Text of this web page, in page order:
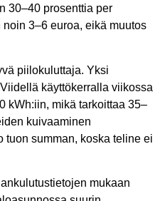
30–40 prosenttia per
3–6 euroa, eikä muutos
piilokuluttaja. Yksi
käyttökerralla viikossa
kWh:iin, mikä tarkoittaa 35–
kuivaaminen
tuon summan, koska teline ei
mukaan